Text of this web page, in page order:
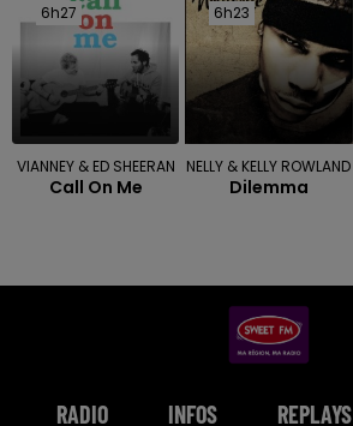
6h27
6h27
VIANNEY & ED SHEERAN
Call On Me
6h23
6h23
NELLY & KELLY ROWLAND
Dilemma
RADIO INFOS REPLAYS